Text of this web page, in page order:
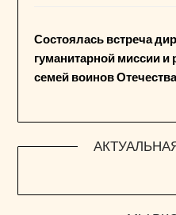
Состоялась встреча
гуманитарной миссии и
семей воинов Отечества